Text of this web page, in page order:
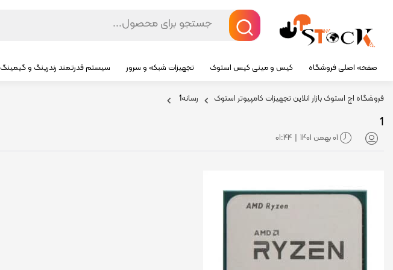
صفحه اصلی فروشگاه کیس و مینی کیس استوک تجهیزات شبکه و سرور سیستم قدرتمند رندرینگ و گیمینگ
فروشگاه اچ استوک بازار انلاین تجهیزات کامپیوتر استوک رسانه1
1
01 بهمن 1401 |
01:44